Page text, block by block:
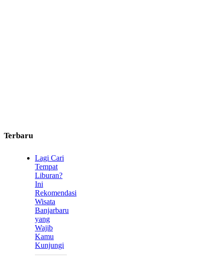
Terbaru
Lagi Cari
Tempat
Liburan?
Ini
Rekomendasi
Wisata
Banjarbaru
yang
Wajib
Kamu
Kunjungi